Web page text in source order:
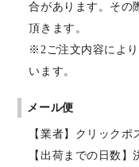
合があります。その
頂きます。
※2ご注文内容によ
います。
メール便
【業者】クリックポ
【出荷までの日数】